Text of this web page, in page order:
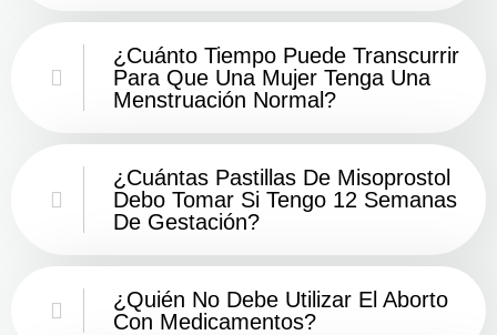
¿Cuánto Tiempo Puede Transcurrir
Para Que Una Mujer Tenga Una
Menstruación Normal?
¿Cuántas Pastillas De Misoprostol
Debo Tomar Si Tengo 12 Semanas
De Gestación?
¿Quién No Debe Utilizar El Aborto
Con Medicamentos?